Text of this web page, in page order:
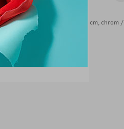
539Kč
Věšák na klíče Shauen, 34 cm, chrom /
šedá
POSLEDNÍ KUSY